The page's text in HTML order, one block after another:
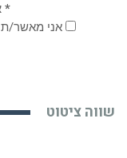
*
אני מאשר/ת
שווה ציטוט